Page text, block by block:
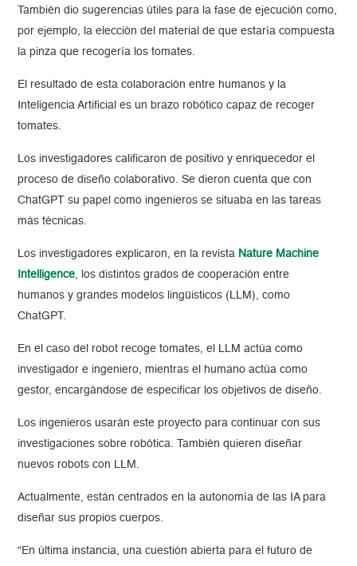
También dio sugerencias útiles para la fase de ejecución como,
por ejemplo, la elección del material de que estaría compuesta
la pinza que recogería los tomates.
El resultado de esta colaboración entre humanos y la
Inteligencia Artificial es un brazo robótico capaz de recoger
tomates.
Los investigadores calificaron de positivo y enriquecedor el
proceso de diseño colaborativo. Se dieron cuenta que con
ChatGPT su papel como ingenieros se situaba en las tareas
más técnicas.
Los investigadores explicaron, en la revista Nature Machine
Intelligence, los distintos grados de cooperación entre
humanos y grandes modelos lingüisticos (LLM), como
ChatGPT.
En el caso del robot recoge tomates, el LLM actúa como
investigador e ingeniero, mientras el humano actúa como
gestor, encargándose de especificar los objetivos de diseño.
Los ingenieros usarán este proyecto para continuar con sus
investigaciones sobre robótica. También quieren diseñar
nuevos robots con LLM.
Actualmente, están centrados en la autonomía de las IA para
diseñar sus propios cuerpos.
“En última instancia, una cuestión abierta para el futuro de